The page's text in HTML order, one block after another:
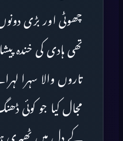
چھوٹی اور بڑی
تھی ہادی کی خندہ
تاروں والا سہرا
مجال کیا جو کوئی
کے دل میں ٹھہری